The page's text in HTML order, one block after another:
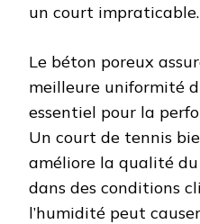
un court impraticable.
Le béton poreux
meilleure uniformité
essentiel pour la
Un court de tennis
améliore la qualité
dans des conditions
l’humidité peut